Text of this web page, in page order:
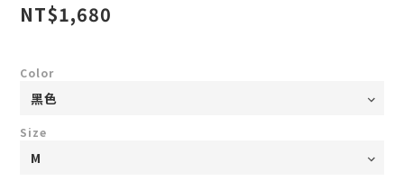
NT$1,680
Color
Size